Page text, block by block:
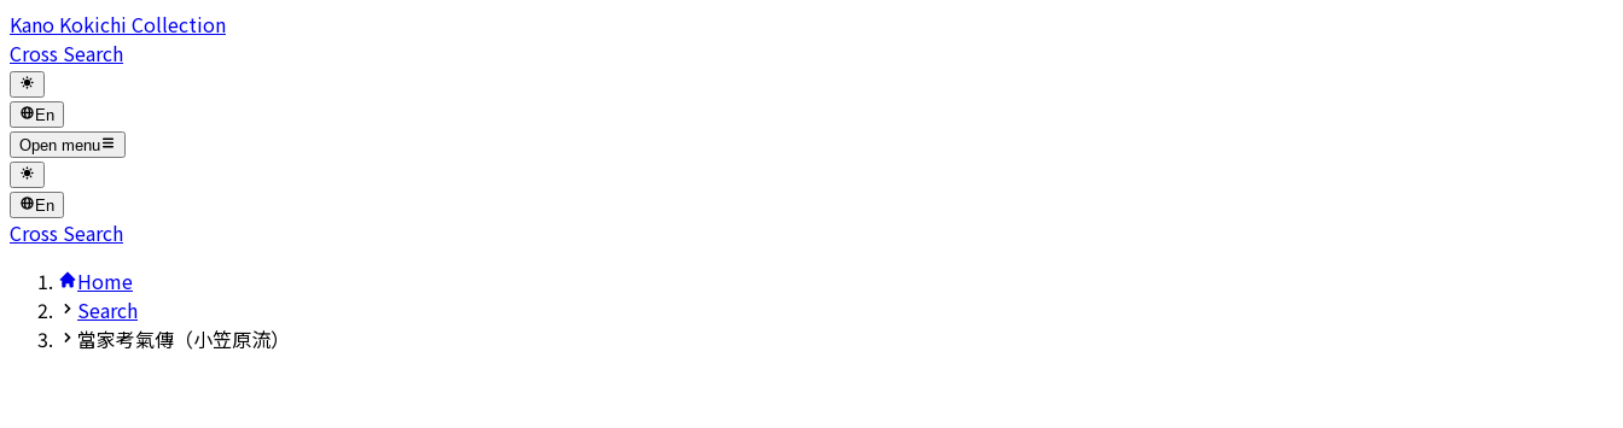
Kano Kokichi Collection
Cross Search
En
Open menu
En
Cross Search
Home
Search
當家考氣傳（小笠原流）